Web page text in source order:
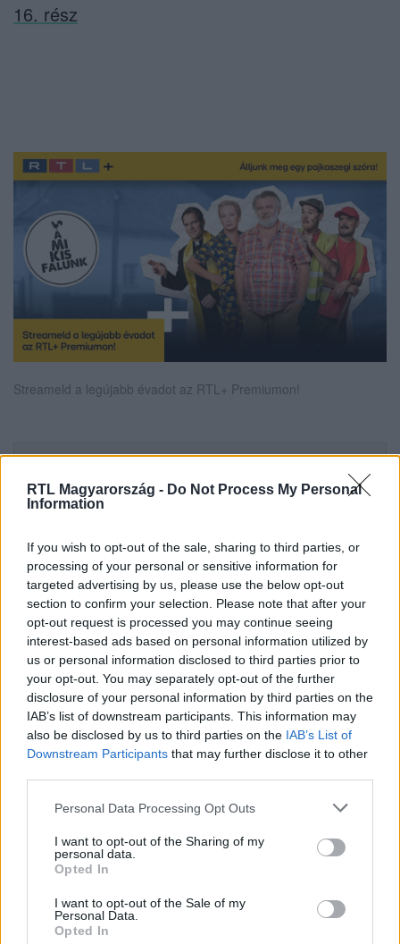
RTL Magyarország - Do Not Process My Personal
Information
If you wish to opt-out of the sale, sharing to third parties, or
processing of your personal or sensitive information for
targeted advertising by us, please use the below opt-out
section to confirm your selection. Please note that after your
opt-out request is processed you may continue seeing
interest-based ads based on personal information utilized by
us or personal information disclosed to third parties prior to
your opt-out. You may separately opt-out of the further
disclosure of your personal information by third parties on the
IAB’s list of downstream participants. This information may
also be disclosed by us to third parties on the IAB’s List of
Downstream Participants that may further disclose it to other
Please note that this website/app uses one or more Google
not limited to your visit or usage behaviour. You may click to
grant or deny consent to Google and its third-party tags to
use your data for below specified purposes in below Google
consent section.
Personal Data Processing Opt Outs
I want to opt-out of the Sharing of my
personal data.
Opted In
I want to opt-out of the Sale of my
Personal Data.
Opted In
16. rész
Streameld a legújabb évadot az RTL+ Premiumon!
legyen a Google-találatokban!
Kövess minket, és értesülj a friss hírekről a
Facebookon is!
A MI KIS FALUNK #PAJKASZEG
RTL KLUB